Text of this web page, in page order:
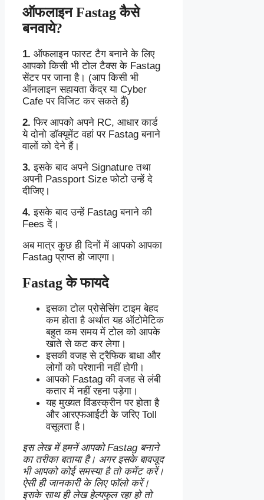
ऑफलाइन Fastag कैसे
बनवाये?
1. ऑफलाइन फास्ट टैग बनाने के लिए
आपको किसी भी टोल टैक्स के Fastag
सेंटर पर जाना है। (आप किसी भी
ऑनलाइन सहायता केंद्र या Cyber
Cafe पर विजिट कर सकते हैं)
2. फिर आपको अपने RC, आधार कार्ड
ये दोनो डॉक्यूमेंट वहां पर Fastag बनाने
वालों को देने हैं।
3. इसके बाद अपने Signature तथा
अपनी Passport Size फोटो उन्हें दे
दीजिए।
4. इसके बाद उन्हें Fastag बनाने की
Fees दें।
अब मात्र कुछ ही दिनों में आपको आपका
Fastag प्राप्त हो जाएगा।
Fastag के फायदे
इसका टोल प्रोसेसिंग टाइम बेहद
कम होता है अर्थात यह ऑटोमेटिक
बहुत कम समय में टोल को आपके
खाते से कट कर लेगा।
इसकी वजह से ट्रैफिक बाधा और
लोगों को परेशानी नहीं होगी।
आपको Fastag की वजह से लंबी
कतार में नहीं रहना पड़ेगा।
यह मुख्यत विंडस्क्रीन पर होता है
और आरएफआईटी के जरिए Toll
वसूलता है।
इस लेख में हमनें आपको Fastag बनाने
का तरीका बताया है। अगर इसके बावजूद
भी आपको कोई समस्या है तो कमेंट करें।
ऐसी ही जानकारी के लिए फॉलो करें।
इसके साथ ही लेख हेल्पफुल रहा हो तो